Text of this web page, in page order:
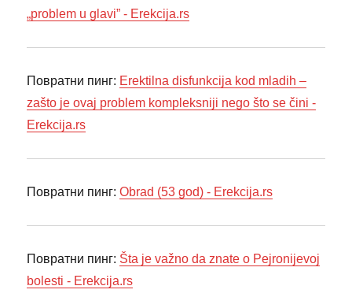
„problem u glavi” - Erekcija.rs
Повратни пинг: Erektilna disfunkcija kod mladih –
zašto je ovaj problem kompleksniji nego što se čini -
Erekcija.rs
Повратни пинг:Obrad (53 god) - Erekcija.rs
Повратни пинг: Šta je važno da znate o Pejronijevoj
bolesti - Erekcija.rs